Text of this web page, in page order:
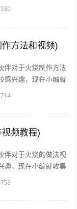
短视频十几秒相关的
方法和视频)
伴对于火烧制作方法
感兴趣，现在小编就
的制作方法和视频相
频教程)
伴对于火烧的做法视
趣，现在小编就收集
配方视频教程相关的